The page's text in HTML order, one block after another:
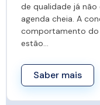
de qualidade já
agenda cheia. A
comportamento do
estão…
Saber mais